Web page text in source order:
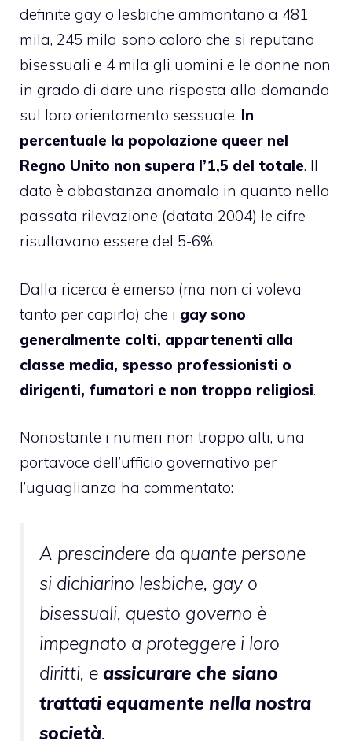
definite gay o lesbiche ammontano a 481
mila, 245 mila sono coloro che si reputano
bisessuali e 4 mila gli uomini e le donne non
in grado di dare una risposta alla domanda
sul loro orientamento sessuale. In
percentuale la popolazione queer nel
Regno Unito non supera l’1,5 del totale. Il
dato è abbastanza anomalo in quanto nella
passata rilevazione (datata 2004) le cifre
risultavano essere del 5-6%.
Dalla ricerca è emerso (ma non ci voleva
tanto per capirlo) che i gay sono
generalmente colti, appartenenti alla
classe media, spesso professionisti o
dirigenti, fumatori e non troppo religiosi.
Nonostante i numeri non troppo alti, una
portavoce dell’ufficio governativo per
l’uguaglianza ha commentato:
A prescindere da quante persone
si dichiarino lesbiche, gay o
bisessuali, questo governo è
impegnato a proteggere i loro
diritti, e assicurare che siano
trattati equamente nella nostra
società.